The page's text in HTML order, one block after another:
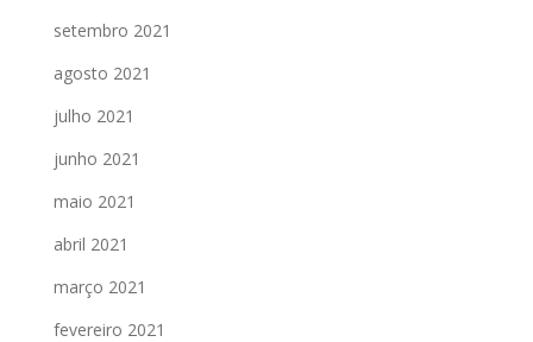
setembro 2021
agosto 2021
julho 2021
junho 2021
maio 2021
abril 2021
março 2021
fevereiro 2021